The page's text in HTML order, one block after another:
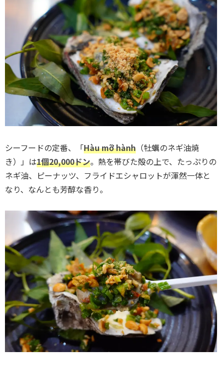
シーフードの定番、「Hàu mỡ hành （牡蠣のネギ油焼
き）」は1個20,000ドン。熱を帯びた殻の上で、たっぷりの
ネギ油、ピーナッツ、フライドエシャロットが渾然一体と
なり、なんとも芳醇な香り。